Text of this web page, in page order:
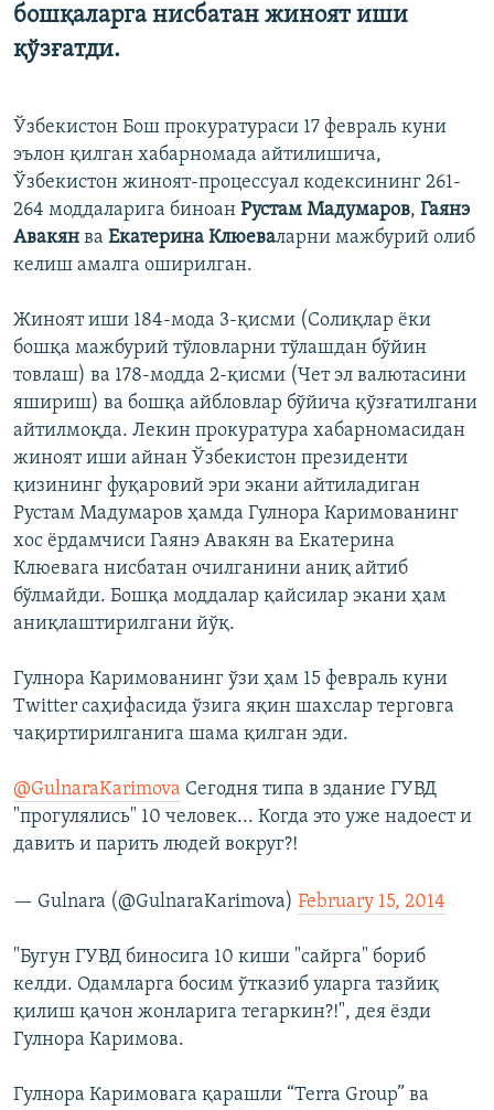
бошқаларга нисбатан жиноят иши
қўзғатди.
Ўзбекистон Бош прокуратураси 17 февраль куни
эълон қилган хабарномада айтилишича,
Ўзбекистон жиноят-процессуал кодексининг 261-
264 моддаларига биноан Рустам Мадумаров, Гаянэ
Авакян ва Екатерина Клюеваларни мажбурий олиб
келиш амалга оширилган.
Жиноят иши 184-мода 3-қисми (Солиқлар ёки
бошқа мажбурий тўловларни тўлашдан бўйин
товлаш) ва 178-модда 2-қисми (Чет эл валютасини
яшириш) ва бошқа айбловлар бўйича қўзғатилгани
айтилмоқда. Лекин прокуратура хабарномасидан
жиноят иши айнан Ўзбекистон президенти
қизининг фуқаровий эри экани айтиладиган
Рустам Мадумаров ҳамда Гулнора Каримованинг
хос ёрдамчиси Гаянэ Авакян ва Екатерина
Клюевага нисбатан очилганини аниқ айтиб
бўлмайди. Бошқа моддалар қайсилар экани ҳам
аниқлаштирилгани йўқ.
Гулнора Каримованинг ўзи ҳам 15 февраль куни
Twitter саҳифасида ўзига яқин шахслар терговга
чақиртирилганига шама қилган эди.
@GulnaraKarimova Сегодня типа в здание ГУВД
"прогулялись" 10 человек... Когда это уже надоест и
давить и парить людей вокруг?!
— Gulnara (@GulnaraKarimova) February 15, 2014
"Бугун ГУВД биносига 10 киши "сайрга" бориб
келди. Одамларга боcим ўтказиб уларга тазйиқ
қилиш қачон жонларига тегаркин?!", дея ёзди
Гулнора Каримова.
Гулнора Каримовага қарашли “Terra Group” ва